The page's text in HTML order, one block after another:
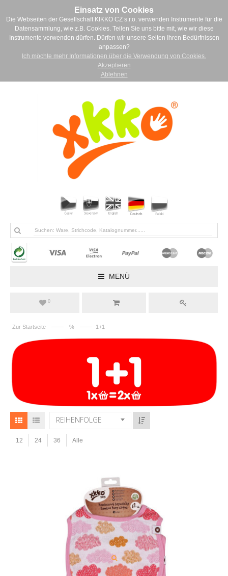
Einsatz von Cookies
Die Webseiten der Gesellschaft KIKKO CZ s.r.o. verwenden Instrumente für die
Datensammlung, wie z.B. Cookies. Teilen Sie uns bitte mit, wie wir diese
Instrumente verwenden dürfen. Dürfen wir unsere Seiten Ihren Bedürfnissen
anpassen?
Ich möchte mehr Informationen über die Verwendung von Cookies.
Akzeptieren
Ablehnen
MENÜ
0
Zur Startseite —— % —— 1+1
REIHENFOLGE
12 24 36 Alle